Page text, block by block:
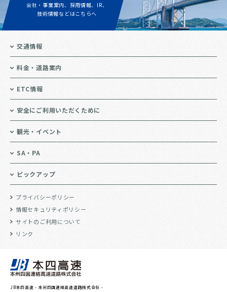
会社・事業案内、採用情報、IR、
技術情報などはこちらへ
交通情報
料金・道路案内
ETC情報
安全にご利用いただくために
観光・イベント
SA・PA
ピックアップ
プライバシーポリシー
情報セキュリティポリシー
サイトのご利用について
リンク
JB本四高速 - 本州四国連絡高速道路株式会社 -